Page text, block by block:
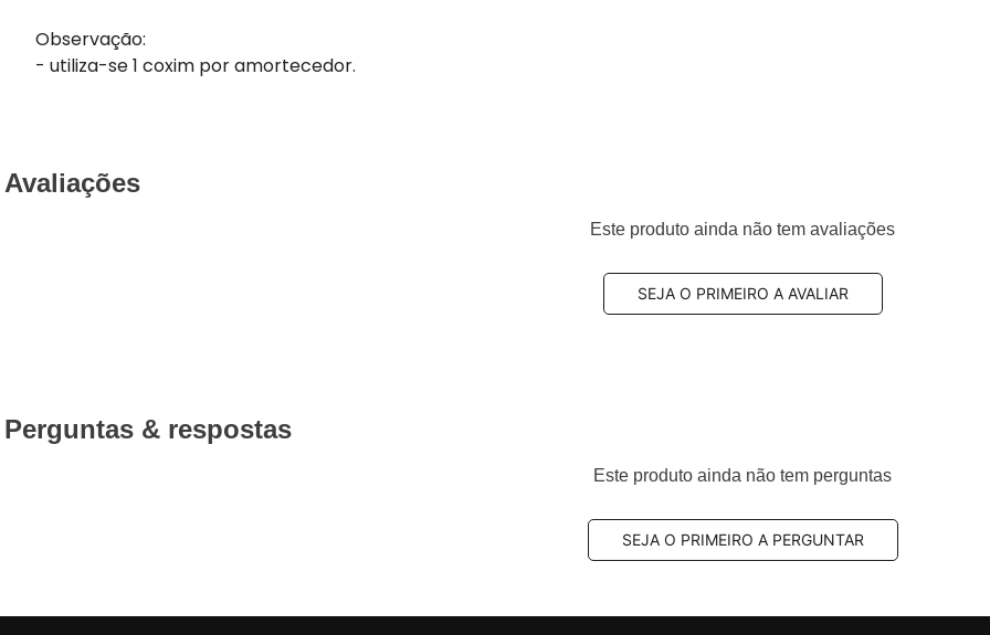
Observação:
- utiliza-se 1 coxim por amortecedor.
Avaliações
Este produto ainda não tem avaliações
SEJA O PRIMEIRO A AVALIAR
Perguntas & respostas
Este produto ainda não tem perguntas
SEJA O PRIMEIRO A PERGUNTAR